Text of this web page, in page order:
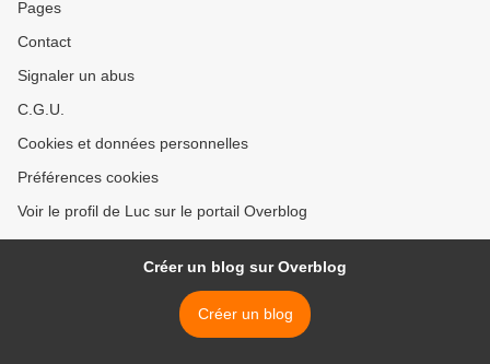
Pages
Contact
Signaler un abus
C.G.U.
Cookies et données personnelles
Préférences cookies
Voir le profil de Luc sur le portail Overblog
Créer un blog sur Overblog
Créer un blog